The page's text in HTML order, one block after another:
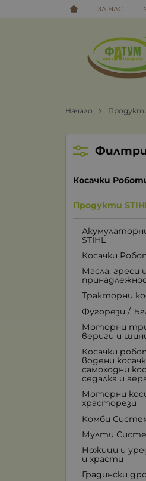
ЗА НАС
Начало
Косачки
Продукти
STIHL
Косачки
Масла, греси и
Тракторни
Фугорези /
Моторни
вериги и
Косачки
водени
самоходни
седалка и
Моторни
храсторези
Комби
Мулти
Ножици и
и храсти
Градински